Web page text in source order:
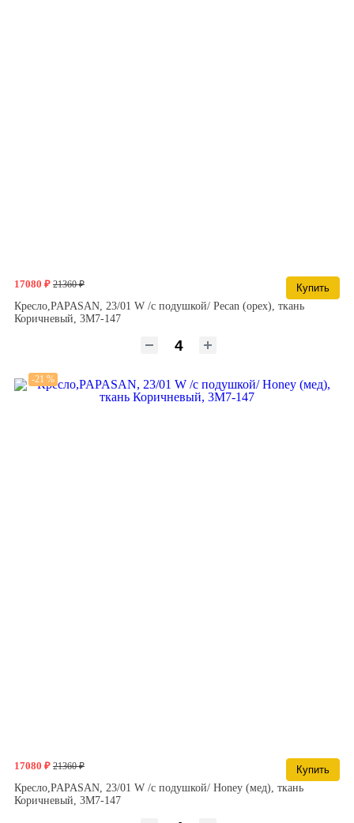
17080 ₽ 21360 ₽
Купить
Кресло,PAPASAN, 23/01 W /с подушкой/ Pecan (орех), ткань
Коричневый, 3М7-147
17080 ₽ 21360 ₽
-21 %
Купить
Кресло,PAPASAN, 23/01 W /с подушкой/ Honey (мед), ткань
Коричневый, 3М7-147